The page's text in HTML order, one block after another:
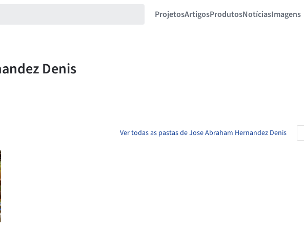
ProjetosArtigosProdutosNotíciasImagens
Ver todas as pastas de Jose Abraham Hernandez Denis